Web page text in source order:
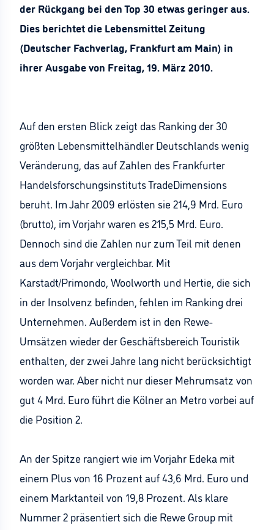
der Rückgang bei den Top 30 etwas geringer aus.
Dies berichtet die Lebensmittel Zeitung
(Deutscher Fachverlag, Frankfurt am Main) in
ihrer Ausgabe von Freitag, 19. März 2010.
Auf den ersten Blick zeigt das Ranking der 30
größten Lebensmittelhändler Deutschlands wenig
Veränderung, das auf Zahlen des Frankfurter
Handelsforschungsinstituts TradeDimensions
beruht. Im Jahr 2009 erlösten sie 214,9 Mrd. Euro
(brutto), im Vorjahr waren es 215,5 Mrd. Euro.
Dennoch sind die Zahlen nur zum Teil mit denen
aus dem Vorjahr vergleichbar. Mit
Karstadt/Primondo, Woolworth und Hertie, die sich
in der Insolvenz befinden, fehlen im Ranking drei
Unternehmen. Außerdem ist in den Rewe-
Umsätzen wieder der Geschäftsbereich Touristik
enthalten, der zwei Jahre lang nicht berücksichtigt
worden war. Aber nicht nur dieser Mehrumsatz von
gut 4 Mrd. Euro führt die Kölner an Metro vorbei auf
die Position 2.
An der Spitze rangiert wie im Vorjahr Edeka mit
einem Plus von 16 Prozent auf 43,6 Mrd. Euro und
einem Marktanteil von 19,8 Prozent. Als klare
Nummer 2 präsentiert sich die Rewe Group mit